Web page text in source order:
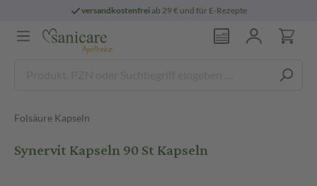
versandkostenfreiab 29 € und für E-Rezepte
Folsäure Kapseln
Synervit Kapseln 90 St Kapseln